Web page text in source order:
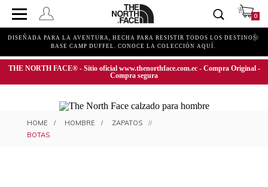
0
DISEÑADA PARA LA AVENTURA, HECHA PARA RESISTIR TODOS LOS DESTINOS.
BASE CAMP DUFFEL. CONOCE LA COLECCIÓN AQUÍ.
THE NORTH FACE® - Sitio oficial www.thenorthface.com.ec - Compra Original -
Compra segura
BOTAS PARA HOMBRE
HOMBRE
ZAPATOS
BOTAS